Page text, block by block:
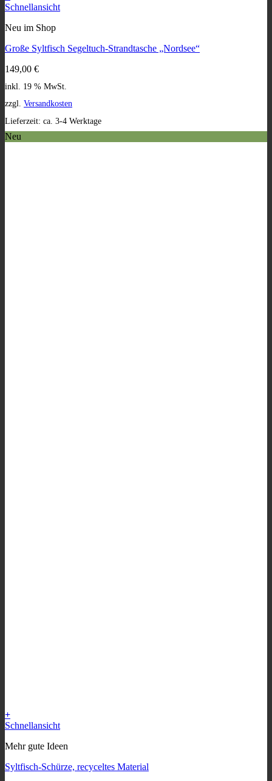
Schnellansicht
Neu im Shop
Große Syltfisch Segeltuch-Strandtasche „Nordsee“
149,00 €
inkl. 19 % MwSt.
zzgl. Versandkosten
Lieferzeit: ca. 3-4 Werktage
Neu
+
Schnellansicht
Mehr gute Ideen
Syltfisch-Schürze, recyceltes Material